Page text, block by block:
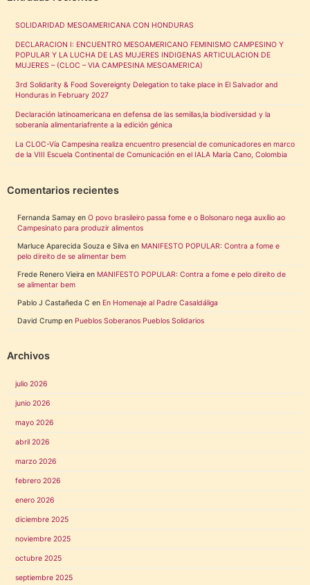
SOLIDARIDAD MESOAMERICANA CON HONDURAS
DECLARACION I: ENCUENTRO MESOAMERICANO FEMINISMO CAMPESINO Y
POPULAR Y LA LUCHA DE LAS MUJERES INDIGENAS ARTICULACION DE
MUJERES – (CLOC – VIA CAMPESINA MESOAMERICA)
3rd Solidarity & Food Sovereignty Delegation to take place in El Salvador and
Honduras in February 2027
Declaración latinoamericana en defensa de las semillas,la biodiversidad y la
soberanía alimentariafrente a la edición génica
La CLOC-Vía Campesina realiza encuentro presencial de comunicadores en marco
de la VIII Escuela Continental de Comunicación en el IALA María Cano, Colombia
Comentarios recientes
Fernanda Samay en O povo brasileiro passa fome e o Bolsonaro nega auxílio ao
Campesinato para produzir alimentos
Marluce Aparecida Souza e Silva en MANIFESTO POPULAR: Contra a fome e
pelo direito de se alimentar bem
Frede Renero Vieira en MANIFESTO POPULAR: Contra a fome e pelo direito de
se alimentar bem
Pablo J Castañeda C en En Homenaje al Padre Casaldáliga
David Crump en Pueblos Soberanos Pueblos Solidarios
Archivos
julio 2026
junio 2026
mayo 2026
abril 2026
marzo 2026
febrero 2026
enero 2026
diciembre 2025
noviembre 2025
octubre 2025
septiembre 2025